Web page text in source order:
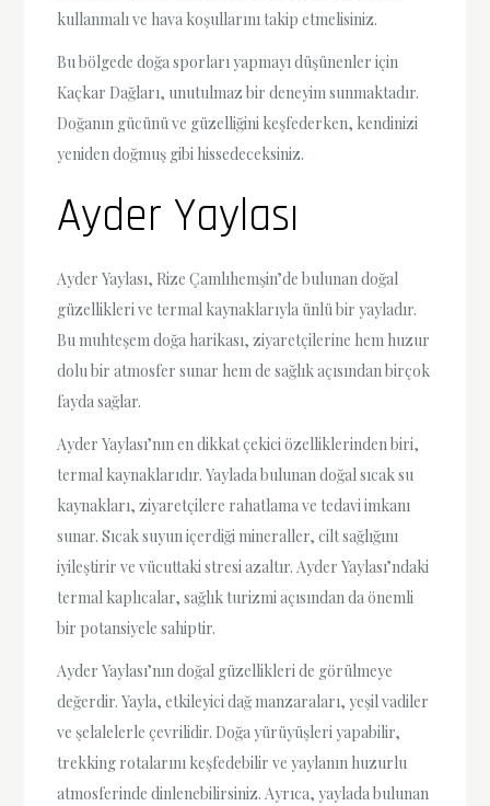
kullanmalı ve hava koşullarını takip etmelisiniz.
Bu bölgede doğa sporları yapmayı düşünenler için
Kaçkar Dağları, unutulmaz bir deneyim sunmaktadır.
Doğanın gücünü ve güzelliğini keşfederken, kendinizi
yeniden doğmuş gibi hissedeceksiniz.
Ayder Yaylası
Ayder Yaylası, Rize Çamlıhemşin’de bulunan doğal
güzellikleri ve termal kaynaklarıyla ünlü bir yayladır.
Bu muhteşem doğa harikası, ziyaretçilerine hem huzur
dolu bir atmosfer sunar hem de sağlık açısından birçok
fayda sağlar.
Ayder Yaylası’nın en dikkat çekici özelliklerinden biri,
termal kaynaklarıdır. Yaylada bulunan doğal sıcak su
kaynakları, ziyaretçilere rahatlama ve tedavi imkanı
sunar. Sıcak suyun içerdiği mineraller, cilt sağlığını
iyileştirir ve vücuttaki stresi azaltır. Ayder Yaylası’ndaki
termal kaplıcalar, sağlık turizmi açısından da önemli
bir potansiyele sahiptir.
Ayder Yaylası’nın doğal güzellikleri de görülmeye
değerdir. Yayla, etkileyici dağ manzaraları, yeşil vadiler
ve şelalelerle çevrilidir. Doğa yürüyüşleri yapabilir,
trekking rotalarını keşfedebilir ve yaylanın huzurlu
atmosferinde dinlenebilirsiniz. Ayrıca, yaylada bulunan